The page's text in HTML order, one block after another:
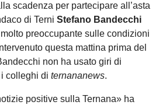
scadenza per partecipare all’asta
di Terni Stefano Bandecchi
preoccupante sulle condizioni
questa mattina prima del
non ha usato giri di
colleghi di ternananews.
positive sulla Ternana» ha